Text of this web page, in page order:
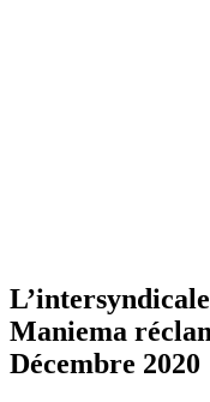
Maniema
Décembre 2020